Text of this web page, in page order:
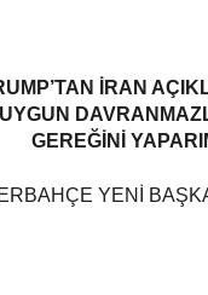
İRAN
GEREĞINI